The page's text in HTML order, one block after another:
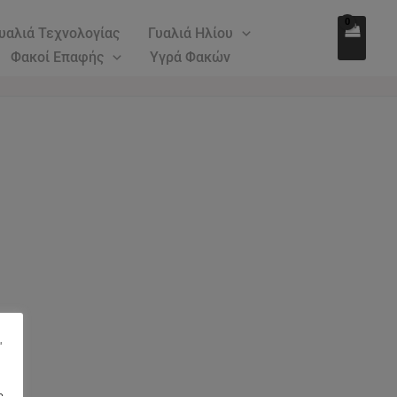
Τεχνολογίας
Γυαλιά Ηλίου
Φακοί Επαφής
Υγρά Φακών